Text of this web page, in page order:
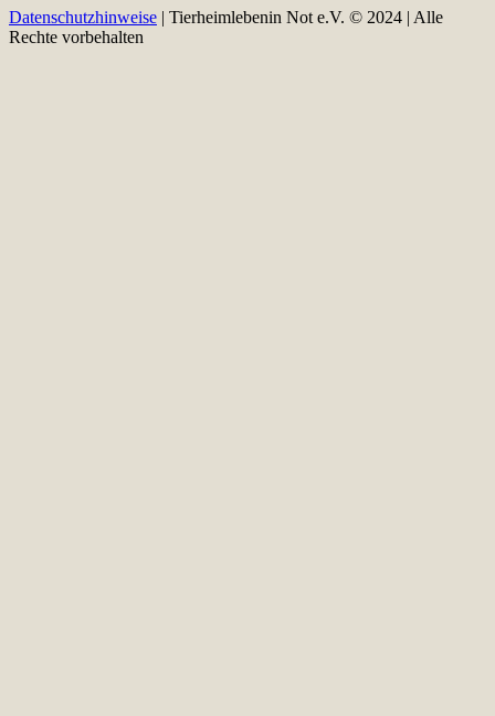
Datenschutzhinweise | Tierheimlebenin Not e.V. © 2024 | Alle
Rechte vorbehalten